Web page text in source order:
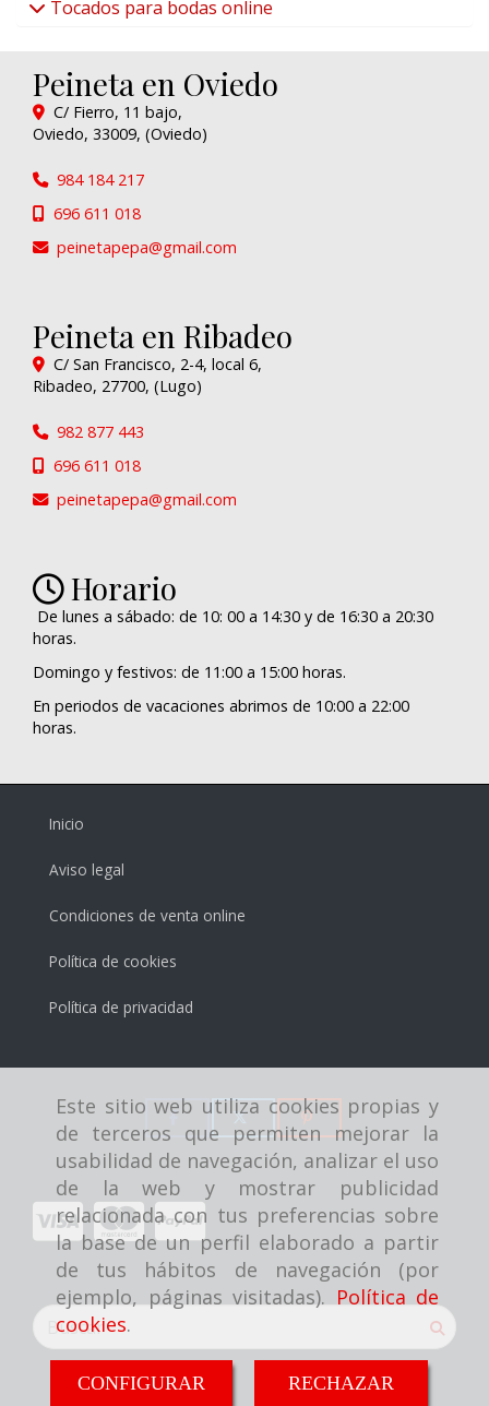
Este sitio web utiliza cookies propias y
de terceros que permiten mejorar la
usabilidad de navegación, analizar el uso
de la web y mostrar publicidad
relacionada con tus preferencias sobre
la base de un perfil elaborado a partir
de tus hábitos de navegación (por
ejemplo, páginas visitadas). Política de
cookies.
CONFIGURAR RECHAZAR
Tocados para bodas online
Peineta en Oviedo
C/ Fierro, 11 bajo,
Oviedo, 33009, (Oviedo)
984 184 217
696 611 018
peinetapepa
gmail.com
Peineta en Ribadeo
C/ San Francisco, 2-4, local 6,
Ribadeo, 27700, (Lugo)
982 877 443
696 611 018
peinetapepa
gmail.com
Horario
De lunes a sábado: de 10: 00 a 14:30 y de 16:30 a 20:30
horas.
Domingo y festivos: de 11:00 a 15:00 horas.
En periodos de vacaciones abrimos de 10:00 a 22:00
horas.
Inicio
Aviso legal
Condiciones de venta online
Política de cookies
Política de privacidad